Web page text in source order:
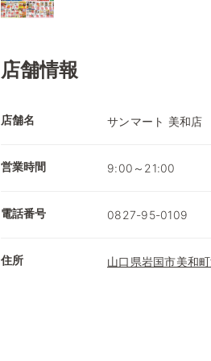
店舗情報
店舗名 サンマート 美和店
営業時間 9:00～21:00
電話番号 0827-95-0109
住所 山口県岩国市美和